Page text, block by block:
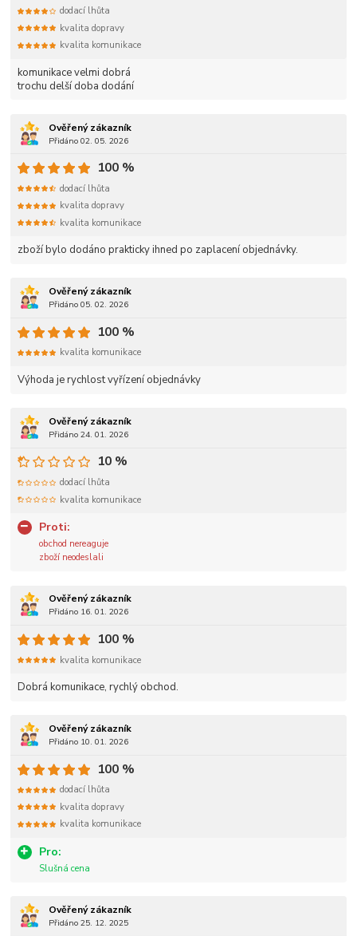
komunikace velmi dobrá
trochu delší doba dodání
dodací lhůta
kvalita dopravy
kvalita komunikace
Ověřený zákazník
Přidáno 02. 05. 2026
zboží bylo dodáno prakticky ihned po zaplacení objednávky.
100 %
dodací lhůta
kvalita dopravy
kvalita komunikace
Ověřený zákazník
Přidáno 05. 02. 2026
Výhoda je rychlost vyřízení objednávky
100 %
kvalita komunikace
Ověřený zákazník
Přidáno 24. 01. 2026
Proti:
obchod nereaguje
zboží neodeslali
10 %
dodací lhůta
kvalita komunikace
Ověřený zákazník
Přidáno 16. 01. 2026
Dobrá komunikace, rychlý obchod.
100 %
kvalita komunikace
Ověřený zákazník
Přidáno 10. 01. 2026
Pro:
Slušná cena
100 %
dodací lhůta
kvalita dopravy
kvalita komunikace
Ověřený zákazník
Přidáno 25. 12. 2025